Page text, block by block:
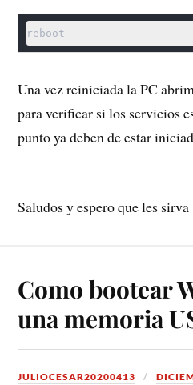
reboot
Una vez reiniciada la PC
para verificar si los servicios
punto ya deben de estar
Saludos y espero que les sirva
Como bootear
una memoria
JULIOCESAR20200413